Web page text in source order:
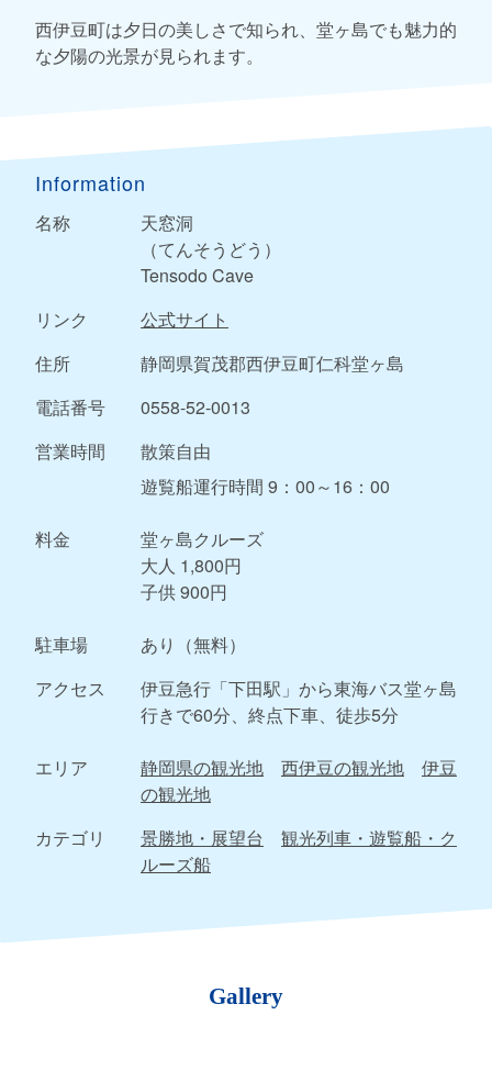
西伊豆町は夕日の美しさで知られ、堂ヶ島でも魅力的
な夕陽の光景が見られます。
Information
名称
天窓洞
（てんそうどう）
Tensodo Cave
リンク
公式サイト
住所
静岡県賀茂郡西伊豆町仁科堂ヶ島
電話番号
0558-52-0013
営業時間
散策自由
遊覧船運行時間 9：00～16：00
料金
堂ヶ島クルーズ
大人 1,800円
子供 900円
駐車場
あり（無料）
アクセス
伊豆急行「下田駅」から東海バス堂ヶ島
行きで60分、終点下車、徒歩5分
エリア 静岡県の観光地 西伊豆の観光地
伊豆
の観光地
カテゴリ
景勝地・展望台
観光列車・遊覧船・ク
ルーズ船
Gallery